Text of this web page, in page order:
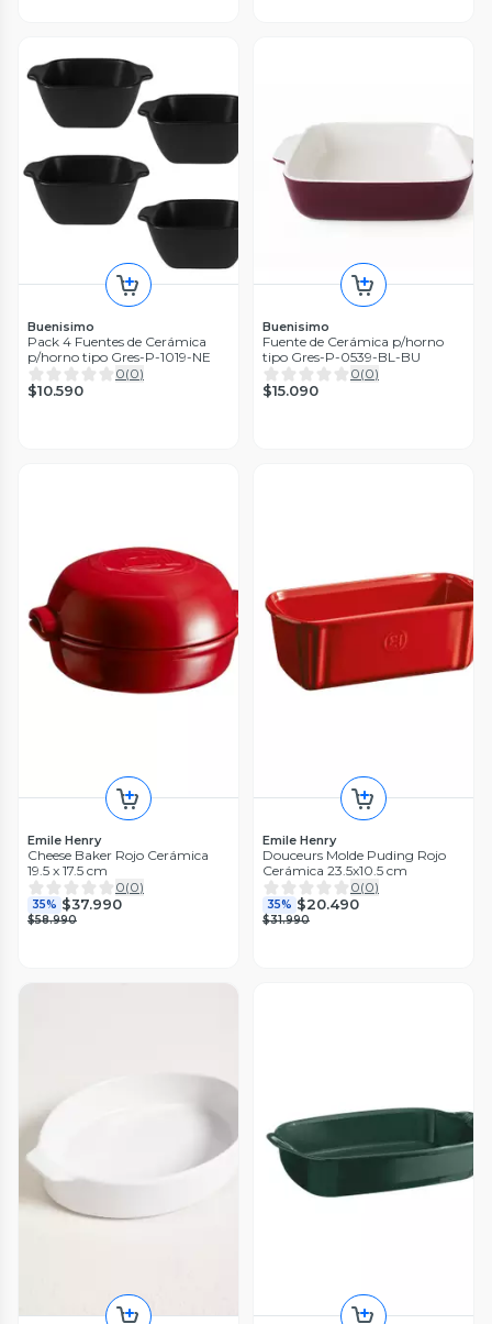
Buenisimo
Pack 4 Fuentes de Cerámica
p/horno tipo Gres-P-1019-NE
0(0)
$10.590
Buenisimo
Fuente de Cerámica p/horno
tipo Gres-P-0539-BL-BU
0(0)
$15.090
Emile Henry
Cheese Baker Rojo Cerámica
19.5 x 17.5 cm
0(0)
35% $37.990
$58.990
Emile Henry
Douceurs Molde Puding Rojo
Cerámica 23.5x10.5 cm
0(0)
35% $20.490
$31.990